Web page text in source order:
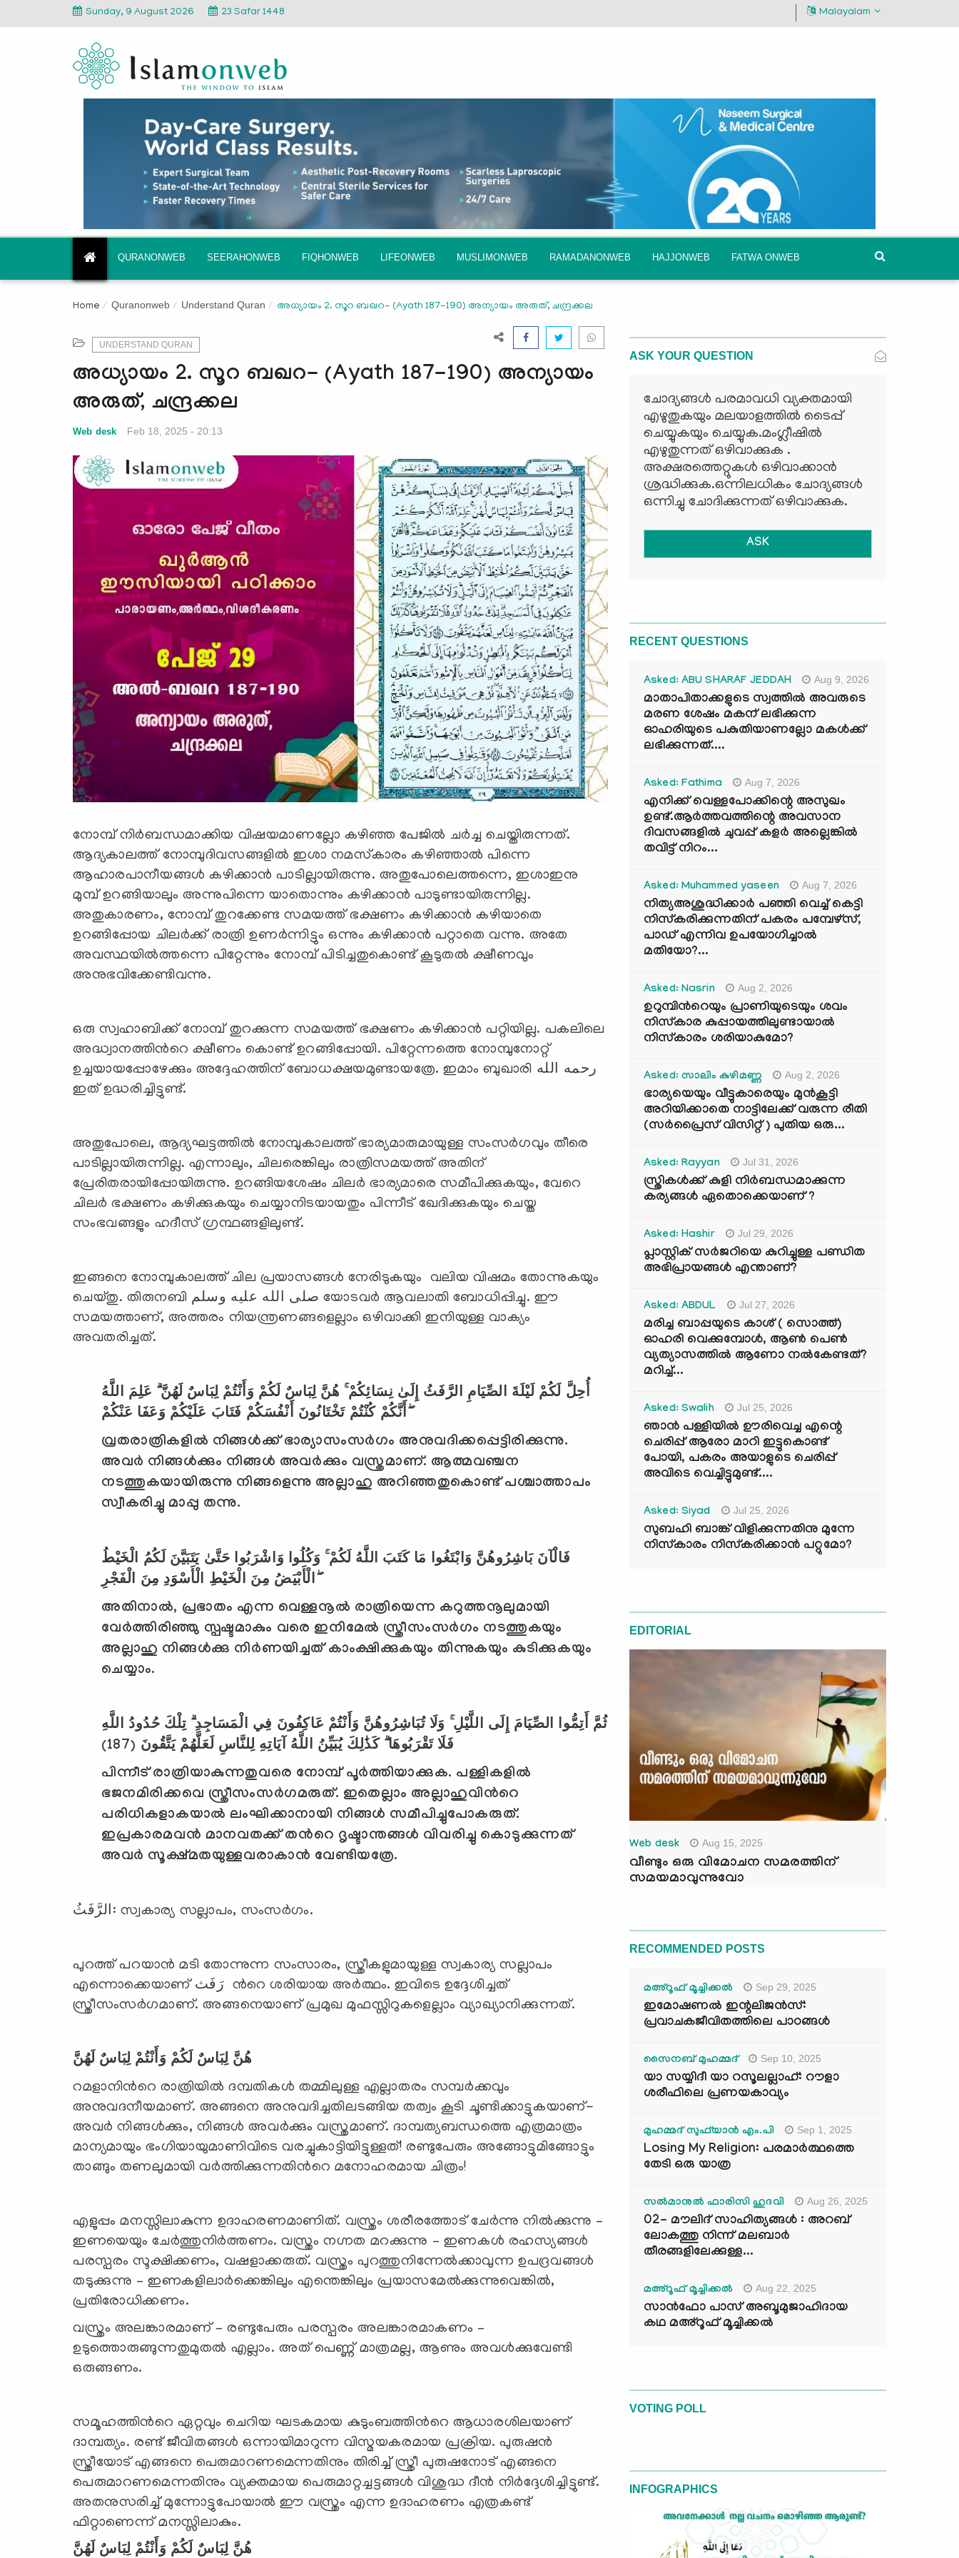
Sunday, 9 August 2026 23 Safar 1448 Malayalam
QURANONWEB SEERAHONWEB FIQHONWEB LIFEONWEB MUSLIMONWEB RAMADANONWEB HAJJONWEB FATWA ONWEB
Home Quranonweb Understand Quran അധ്യായം 2. സൂറ ബഖറ- (Ayath 187-190) അന്യായം അരുത്, ചന്ദ്രക്കല
UNDERSTAND QURAN
അധ്യായം 2. സൂറ ബഖറ- (Ayath 187-190) അന്യായം
അരുത്, ചന്ദ്രക്കല
Web desk Feb 18, 2025 - 20:13
നോമ്പ് നിര്‍ബന്ധമാക്കിയ വിഷയമാണല്ലോ കഴിഞ്ഞ പേജില്‍ ചര്‍ച്ച ചെയ്തിരുന്നത്.
ആദ്യകാലത്ത് നോമ്പുദിവസങ്ങളില്‍ ഇശാ നമസ്‌കാരം കഴിഞ്ഞാല്‍ പിന്നെ
ആഹാരപാനീയങ്ങള്‍ കഴിക്കാന്‍ പാടില്ലായിരുന്നു. അതുപോലെത്തന്നെ, ഇശാഇനു
മുമ്പ് ഉറങ്ങിയാലും അന്നുപിന്നെ യാതൊന്നും കഴിക്കാന്‍ പാടുണ്ടായിരുന്നില്ല.
അതുകാരണം, നോമ്പ് തുറക്കേണ്ട സമയത്ത് ഭക്ഷണം കഴിക്കാന്‍ കഴിയാതെ
ഉറങ്ങിപ്പോയ ചിലര്‍ക്ക് രാത്രി ഉണര്‍ന്നിട്ടും ഒന്നും കഴിക്കാന്‍ പറ്റാതെ വന്നു. അതേ
അവസ്ഥയില്‍ത്തന്നെ പിറ്റേന്നും നോമ്പ് പിടിച്ചതുകൊണ്ട് കൂടുതല്‍ ക്ഷീണവും
അനുഭവിക്കേണ്ടിവന്നു.
ഒരു സ്വഹാബിക്ക് നോമ്പ് തുറക്കുന്ന സമയത്ത് ഭക്ഷണം കഴിക്കാന്‍ പറ്റിയില്ല. പകലിലെ
അദ്ധ്വാനത്തിന്‍റെ ക്ഷീണം കൊണ്ട് ഉറങ്ങിപ്പോയി. പിറ്റേന്നത്തെ നോമ്പുനോറ്റ്
ഉച്ചയായപ്പോഴേക്കും അദ്ദേഹത്തിന് ബോധക്ഷയമുണ്ടായത്രേ. ഇമാം ബുഖാരി رحمه الله
ഇത് ഉദ്ധരിച്ചിട്ടുണ്ട്.
അതുപോലെ, ആദ്യഘട്ടത്തില്‍ നോമ്പുകാലത്ത് ഭാര്യമാരുമായുള്ള സംസര്‍ഗവും തീരെ
പാടില്ലായിരുന്നില്ല. എന്നാലും, ചിലരെങ്കിലും രാത്രിസമയത്ത് അതിന്
പ്രേരിതരായിപ്പോയിരുന്നു. ഉറങ്ങിയശേഷം ചിലര്‍ ഭാര്യമാരെ സമീപിക്കുകയും, വേറെ
ചിലര്‍ ഭക്ഷണം കഴിക്കുകയും ചെയ്യാനിടയായതും പിന്നീട് ഖേദിക്കുകയും ചെയ്ത
സംഭവങ്ങളും ഹദീസ് ഗ്രന്ഥങ്ങളിലുണ്ട്.
ഇങ്ങനെ നോമ്പുകാലത്ത് ചില പ്രയാസങ്ങള്‍ നേരിടുകയും വലിയ വിഷമം തോന്നുകയും
ചെയ്തു. തിരുനബി صلى الله عليه وسلم യോടവര്‍ ആവലാതി ബോധിപ്പിച്ചു. ഈ
സമയത്താണ്, അത്തരം നിയന്ത്രണങ്ങളെല്ലാം ഒഴിവാക്കി ഇനിയുള്ള വാക്യം
അവതരിച്ചത്.
أُحِلَّ لَكُمْ لَيْلَةَ الصِّيَامِ الرَّفَثُ إِلَىٰ نِسَائِكُمْ ۚ هُنَّ لِبَاسٌ لَكُمْ وَأَنْتُمْ لِبَاسٌ لَهُنَّ ۗ عَلِمَ اللَّهُ
വ്രതരാത്രികളില്‍ നിങ്ങള്‍ക്ക് ഭാര്യാസംസര്‍ഗം അനുവദിക്കപ്പെട്ടിരിക്കുന്നു.
അവര്‍ നിങ്ങള്‍ക്കും നിങ്ങള്‍ അവര്‍ക്കും വസ്ത്രമാണ്. ആത്മവഞ്ചന
നടത്തുകയായിരുന്നു നിങ്ങളെന്നു അല്ലാഹു അറിഞ്ഞതുകൊണ്ട് പശ്ചാത്താപം
സ്വീകരിച്ചു മാപ്പു തന്നു.
فَالْآنَ بَاشِرُوهُنَّ وَابْتَغُوا مَا كَتَبَ اللَّهُ لَكُمْ ۚ وَكُلُوا وَاشْرَبُوا حَتَّىٰ يَتَبَيَّنَ لَكُمُ الْخَيْطُ
അതിനാല്‍, പ്രഭാതം എന്ന വെള്ളനൂല്‍ രാത്രിയെന്ന കറുത്തനൂലുമായി
വേര്‍ത്തിരിഞ്ഞു സ്പഷ്ടമാകും വരെ ഇനിമേല്‍ സ്ത്രീസംസര്‍ഗം നടത്തുകയും
അല്ലാഹു നിങ്ങള്‍ക്കു നിര്‍ണയിച്ചത് കാംക്ഷിക്കുകയും തിന്നുകയും കുടിക്കുകയും
ചെയ്യാം.
ثُمَّ أَتِمُّوا الصِّيَامَ إِلَى اللَّيْلِ ۚ وَلَا تُبَاشِرُوهُنَّ وَأَنْتُمْ عَاكِفُونَ فِي الْمَسَاجِدِ ۗ تِلْكَ حُدُودُ اللَّهِ
فَلَا تَقْرَبُوهَا ۗ كَذَٰلِكَ يُبَيِّنُ اللَّهُ آيَاتِهِ لِلنَّاسِ لَعَلَّهُمْ يَتَّقُونَ (187)
പിന്നീട് രാത്രിയാകുന്നതുവരെ നോമ്പ് പൂര്‍ത്തിയാക്കുക. പള്ളികളില്‍
ഭജനമിരിക്കവെ സ്ത്രീസംസര്‍ഗമരുത്. ഇതെല്ലാം അല്ലാഹുവിന്‍റെ
പരിധികളാകയാല്‍ ലംഘിക്കാനായി നിങ്ങള്‍ സമീപിച്ചുപോകരുത്.
ഇപ്രകാരമവന്‍ മാനവതക്ക് തന്‍റെ ദൃഷ്ടാന്തങ്ങള്‍ വിവരിച്ചു കൊടുക്കുന്നത്
അവര്‍ സൂക്ഷ്മതയുള്ളവരാകാന്‍ വേണ്ടിയത്രേ.
الرَّفَثُ: സ്വകാര്യ സല്ലാപം, സംസര്‍ഗം.
പുറത്ത് പറയാന്‍ മടി തോന്നുന്ന സംസാരം, സ്ത്രീകളുമായുള്ള സ്വകാര്യ സല്ലാപം
എന്നൊക്കെയാണ് رَفَث ന്‍റെ ശരിയായ അര്‍ത്ഥം. ഇവിടെ ഉദ്ദേശിച്ചത്
സ്ത്രീസംസര്‍ഗമാണ്. അങ്ങനെയാണ് പ്രമുഖ മുഫസ്സിറുകളെല്ലാം വ്യാഖ്യാനിക്കുന്നത്.
هُنَّ لِبَاسٌ لَكُمْ وَأَنْتُمْ لِبَاسٌ لَهُنَّ
റമളാനിന്‍റെ രാത്രിയില്‍ ദമ്പതികള്‍ തമ്മിലുള്ള എല്ലാതരം സമ്പര്‍ക്കവും
അനുവദനീയമാണ്. അങ്ങനെ അനുവദിച്ചതിലടങ്ങിയ തത്വം കൂടി ചൂണ്ടിക്കാട്ടുകയാണ്-
അവര്‍ നിങ്ങള്‍ക്കും, നിങ്ങള്‍ അവര്‍ക്കും വസ്ത്രമാണ്. ദാമ്പത്യബന്ധത്തെ എത്രമാത്രം
മാന്യമായും ഭംഗിയായുമാണിവിടെ വരച്ചുകാട്ടിയിട്ടുള്ളത്! രണ്ടുപേരും അങ്ങോട്ടുമിങ്ങോട്ടും
താങ്ങും തണലുമായി വര്‍ത്തിക്കുന്നതിന്‍റെ മനോഹരമായ ചിത്രം!
എളുപ്പം മനസ്സിലാകുന്ന ഉദാഹരണമാണിത്. വസ്ത്രം ശരീരത്തോട് ചേര്‍ന്നു നില്‍ക്കുന്നു –
ഇണയെയും ചേര്‍ത്തുനിര്‍ത്തണം. വസ്ത്രം നഗ്നത മറക്കുന്നു – ഇണകള്‍ രഹസ്യങ്ങള്‍
പരസ്പരം സൂക്ഷിക്കണം, വഷളാക്കരുത്. വസ്ത്രം പുറത്തുനിന്നേല്‍ക്കാവുന്ന ഉപദ്രവങ്ങള്‍
തടുക്കുന്നു – ഇണകളിലാര്‍ക്കെങ്കിലും എന്തെങ്കിലും പ്രയാസമേല്‍ക്കുന്നുവെങ്കില്‍,
പ്രതിരോധിക്കണം.
വസ്ത്രം അലങ്കാരമാണ് – രണ്ടുപേരും പരസ്പരം അലങ്കാരമാകണം –
ഉടുത്തൊരുങ്ങുന്നതുമുതല്‍ എല്ലാം. അത് പെണ്ണ് മാത്രമല്ല, ആണും അവള്‍ക്കുവേണ്ടി
ഒരുങ്ങണം.
സമൂഹത്തിന്‍റെ ഏറ്റവും ചെറിയ ഘടകമായ കുടുംബത്തിന്‍റെ ആധാരശിലയാണ്
ദാമ്പത്യം. രണ്ട് ജീവിതങ്ങള്‍ ഒന്നായിമാറുന്ന വിസ്മയകരമായ പ്രക്രിയ. പുരുഷന്‍
സ്ത്രീയോട് എങ്ങനെ പെരുമാറണമെന്നതിനും തിരിച്ച് സ്ത്രീ പുരുഷനോട് എങ്ങനെ
പെരുമാറണമെന്നതിനും വ്യക്തമായ പെരുമാറ്റച്ചട്ടങ്ങള്‍ വിശുദ്ധ ദീന്‍ നിര്‍ദ്ദേശിച്ചിട്ടുണ്ട്.
അതനുസരിച്ച് മുന്നോട്ടുപോയാല്‍ ഈ വസ്ത്രം എന്ന ഉദാഹരണം എത്രകണ്ട്
ഫിറ്റാണെന്ന് മനസ്സിലാകും.
هُنَّ لِبَاسٌ لَكُمْ وَأَنْتُمْ لِبَاسٌ لَهُنَّ
ASK YOUR QUESTION
ചോദ്യങ്ങള്‍ പരമാവധി വ്യക്തമായി
എഴുതുകയും മലയാളത്തില്‍ ടൈപ്പ്
ചെയ്യുകയും ചെയ്യുക.മംഗ്ലീഷില്‍
എഴുതുന്നത് ഒഴിവാക്കുക .
അക്ഷരത്തെറ്റുകള്‍ ഒഴിവാക്കാന്‍
ശ്രദ്ധിക്കുക.ഒന്നിലധികം ചോദ്യങ്ങള്‍
ഒന്നിച്ചു ചോദിക്കുന്നത് ഒഴിവാക്കുക.
ASK
RECENT QUESTIONS
Asked: ABU SHARAF JEDDAH Aug 9, 2026
മാതാപിതാക്കളുടെ സ്വത്തിൽ അവരുടെ
മരണ ശേഷം മകന് ലഭിക്കുന്ന
ഓഹരിയുടെ പകുതിയാണല്ലോ മകൾക്ക്
ലഭിക്കുന്നത്....
Asked: Fathima Aug 7, 2026
എനിക്ക് വെള്ളപോക്കിന്റെ അസുഖം
ഉണ്ട്.ആർത്തവത്തിന്റെ അവസാന
ദിവസങ്ങളിൽ ചുവപ്പ് കളർ അല്ലെങ്കിൽ
തവിട്ട് നിറം...
Asked: Muhammed yaseen Aug 7, 2026
നിത്യഅശുദ്ധിക്കാർ പഞ്ഞി വെച്ച് കെട്ടി
നിസ്കരിക്കുന്നതിന് പകരം പമ്പേഴ്സ്,
പാഡ് എന്നിവ ഉപയോഗിച്ചാൽ
മതിയോ?...
Asked: Nasrin Aug 2, 2026
ഉറുമ്പിന്‍റെയും പ്രാണിയുടെയും ശവം
നിസ്കാര കുപ്പായത്തിലുണ്ടായാൽ
നിസ്കാരം ശരിയാകുമോ?
Asked: സാലിം കുഴിമണ്ണ Aug 2, 2026
ഭാര്യയെയും വീട്ടുകാരെയും മുൻകൂട്ടി
അറിയിക്കാതെ നാട്ടിലേക്ക് വരുന്ന രീതി
(സർപ്രൈസ് വിസിറ്റ് ) പുതിയ ഒരു...
Asked: Rayyan Jul 31, 2026
സ്ത്രികൾക്ക് കുളി നിർബന്ധമാക്കുന്ന
കര്യങ്ങൾ ഏതൊക്കെയാണ് ?
Asked: Hashir Jul 29, 2026
പ്ലാസ്റ്റിക് സർജറിയെ കുറിച്ചുള്ള പണ്ഡിത
അഭിപ്രായങ്ങൾ എന്താണ്?
Asked: ABDUL Jul 27, 2026
മരിച്ച ബാപ്പയുടെ കാശ് ( സൊത്ത്)
ഓഹരി വെക്കുമ്പോൾ, ആണ്‍ പെണ്‍
വ്യത്യാസത്തില്‍ ആണോ നല്‍കേണ്ടത്?
മറിച്ച്...
Asked: Swalih Jul 25, 2026
ഞാൻ പള്ളിയിൽ ഊരിവെച്ച എന്റെ
ചെരിപ്പ് ആരോ മാറി ഇട്ടുകൊണ്ട്
പോയി, പകരം അയാളുടെ ചെരിപ്പ്
അവിടെ വെച്ചിട്ടുമുണ്ട്....
Asked: Siyad Jul 25, 2026
സുബഹി ബാങ്ക് വിളിക്കുന്നതിനു മുന്നേ
നിസ്കാരം നിസ്കരിക്കാൻ പറ്റുമോ?
EDITORIAL
Web desk Aug 15, 2025
വീണ്ടും ഒരു വിമോചന സമരത്തിന്
സമയമാവുന്നുവോ
RECOMMENDED POSTS
മഅ്റൂഫ് മൂച്ചിക്കല്‍ Sep 29, 2025
ഇമോഷണൽ ഇന്റലിജൻസ്:
പ്രവാചകജീവിതത്തിലെ പാഠങ്ങൾ
സൈനബ് മുഹമ്മദ് Sep 10, 2025
യാ സയ്യിദീ യാ റസൂലല്ലാഹ്: റൗളാ
ശരീഫിലെ പ്രണയകാവ്യം
മുഹമ്മദ് സുഫ്‌യാൻ എം.പി Sep 1, 2025
Losing My Religion: പരമാർത്ഥത്തെ
തേടി ഒരു യാത്ര
സൽമാനുൽ ഫാരിസി ഹുദവി Aug 26, 2025
02- മൗലിദ് സാഹിത്യങ്ങൾ : അറബ്
ലോകത്തു നിന്ന് മലബാർ
തീരങ്ങളിലേക്കുള്ള...
മഅ്റൂഫ് മൂച്ചിക്കല്‍ Aug 22, 2025
സാൻഫോ പാസ് അബൂമുജാഹിദായ
കഥ മഅ്റൂഫ് മൂച്ചിക്കല്‍
VOTING POLL
INFOGRAPHICS